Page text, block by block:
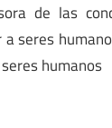
de las
seres
humanos